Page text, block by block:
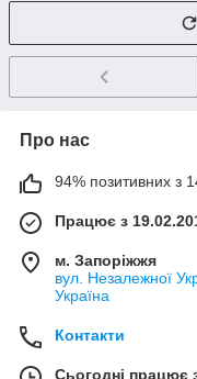
Про нас
94% позитивних з
Працює з
м. Запоріжжя
вул. Незалежної
Україна
Контакти
Сьогодні працює